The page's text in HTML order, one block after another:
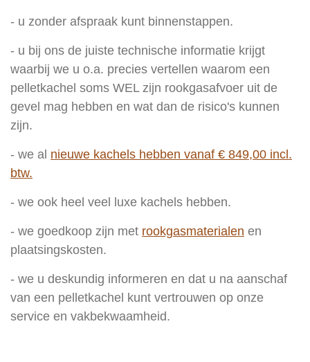
- u zonder afspraak kunt binnenstappen.
- u bij ons de juiste technische informatie krijgt
waarbij we u o.a. precies vertellen waarom een
pelletkachel soms WEL zijn rookgasafvoer uit de
gevel mag hebben en wat dan de risico's kunnen
zijn.
- we al nieuwe kachels hebben vanaf € 849,00 incl.
btw.
- we ook heel veel luxe kachels hebben.
- we goedkoop zijn met rookgasmaterialen en
plaatsingskosten.
- we u deskundig informeren en dat u na aanschaf
van een pelletkachel kunt vertrouwen op onze
service en vakbekwaamheid.